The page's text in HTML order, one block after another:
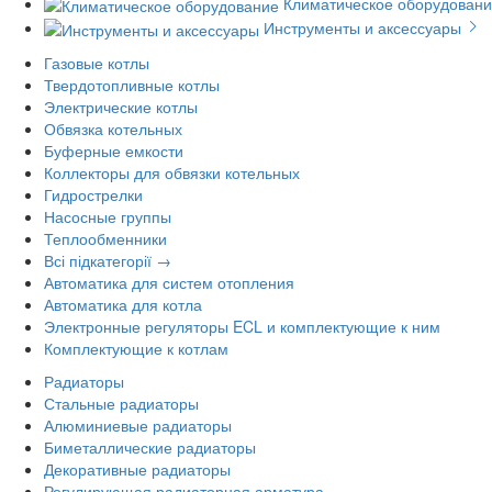
Инструменты и аксессуары
Газовые котлы
Твердотопливные котлы
Электрические котлы
Обвязка котельных
Буферные емкости
Коллекторы для обвязки котельных
Гидрострелки
Насосные группы
Теплообменники
Всі підкатегорії →
Автоматика для систем отопления
Автоматика для котла
Электронные регуляторы ECL и комплектующие к ним
Комплектующие к котлам
Радиаторы
Стальные радиаторы
Алюминиевые радиаторы
Биметаллические радиаторы
Декоративные радиаторы